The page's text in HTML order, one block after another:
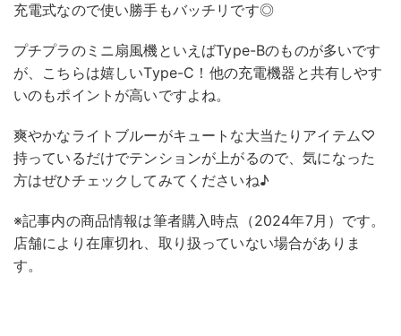
充電式なので使い勝手もバッチリです◎
プチプラのミニ扇風機といえばType-Bのものが多いです
が、こちらは嬉しいType-C！他の充電機器と共有しやす
いのもポイントが高いですよね。
爽やかなライトブルーがキュートな大当たりアイテム♡
持っているだけでテンションが上がるので、気になった
方はぜひチェックしてみてくださいね♪
※記事内の商品情報は筆者購入時点（2024年7月）です。
店舗により在庫切れ、取り扱っていない場合がありま
す。